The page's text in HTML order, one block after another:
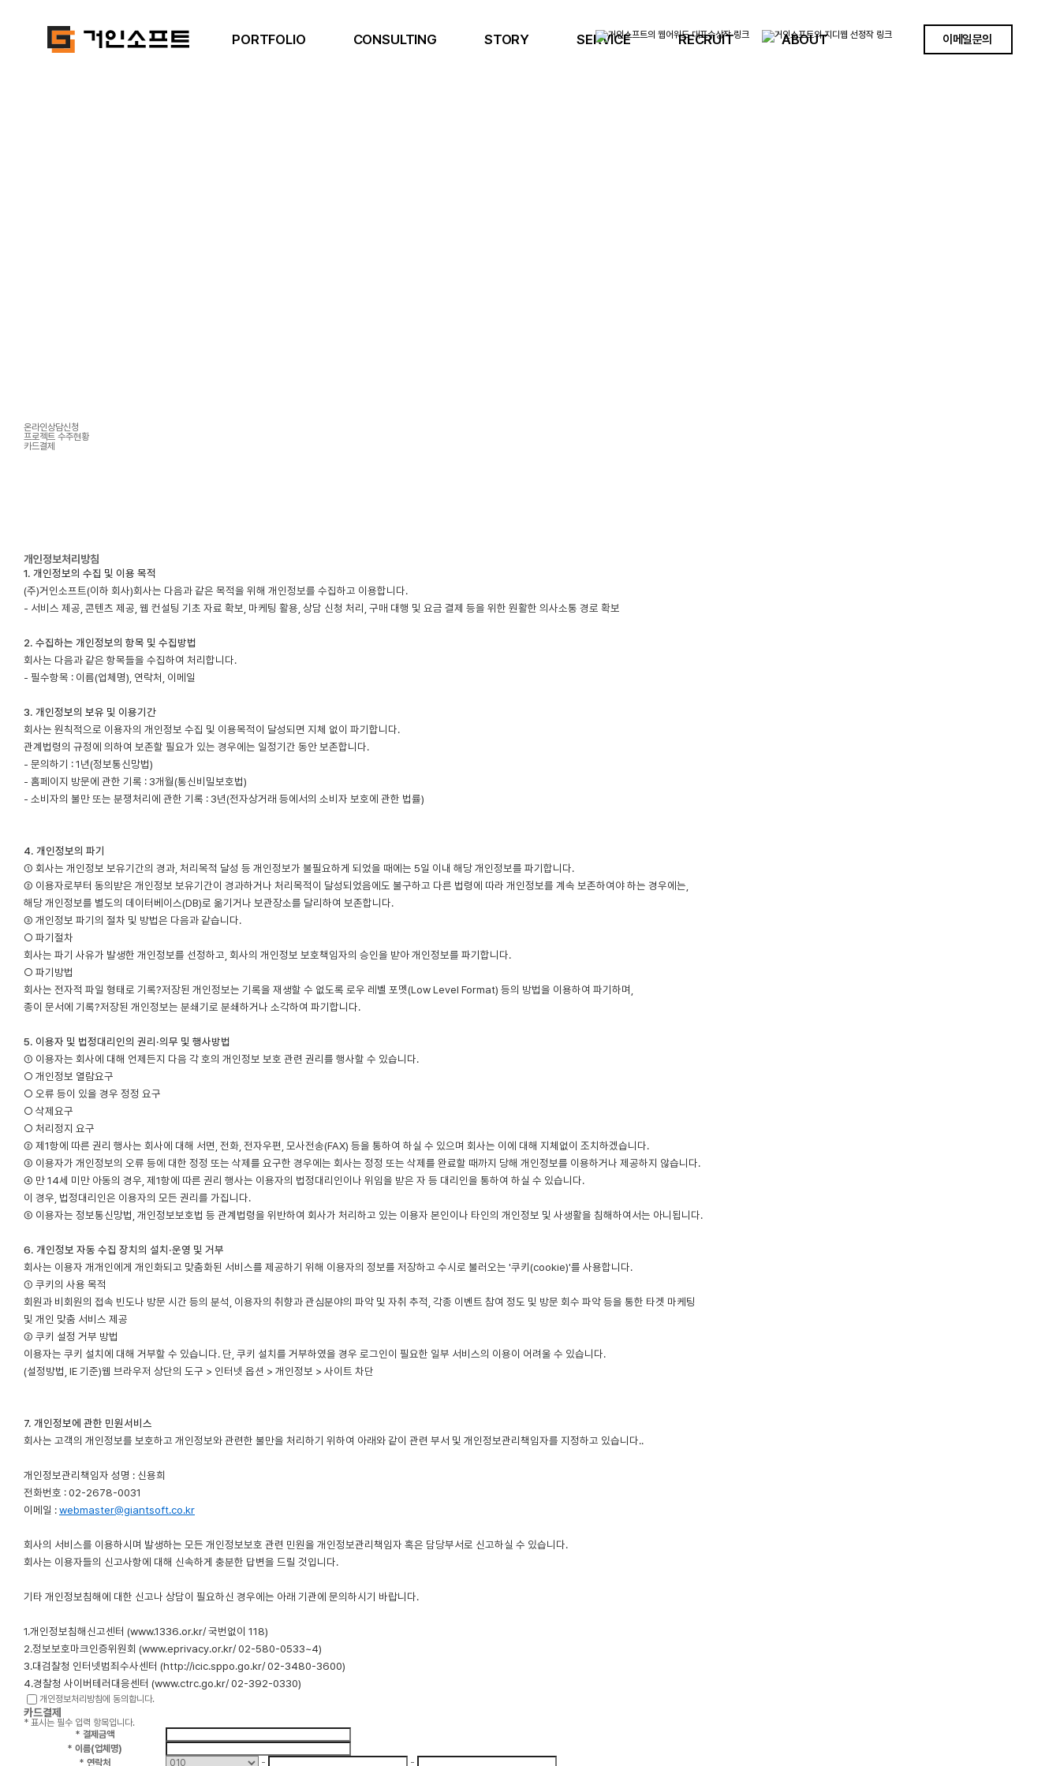
이메일문의
PORTFOLIO CONSULTING STORY SERVICE RECRUIT ABOUT
온라인상담신청
프로젝트 수주현황
카드결제
개인정보처리방침
1. 개인정보의 수집 및 이용 목적
(주)거인소프트(이하 회사)회사는 다음과 같은 목적을 위해 개인정보를 수집하고 이용합니다.
- 서비스 제공, 콘텐츠 제공, 웹 컨설팅 기초 자료 확보, 마케팅 활용, 상담 신청 처리, 구매 대행 및 요금 결제 등을 위한 원활한 의사소통 경로 확보
2. 수집하는 개인정보의 항목 및 수집방법
회사는 다음과 같은 항목들을 수집하여 처리합니다.
- 필수항목 : 이름(업체명), 연락처, 이메일
3. 개인정보의 보유 및 이용기간
회사는 원칙적으로 이용자의 개인정보 수집 및 이용목적이 달성되면 지체 없이 파기합니다.
관계법령의 규정에 의하여 보존할 필요가 있는 경우에는 일정기간 동안 보존합니다.
- 문의하기 : 1년(정보통신망법)
- 홈페이지 방문에 관한 기록 : 3개월(통신비밀보호법)
- 소비자의 불만 또는 분쟁처리에 관한 기록 : 3년(전자상거래 등에서의 소비자 보호에 관한 법률)
4. 개인정보의 파기
① 회사는 개인정보 보유기간의 경과, 처리목적 달성 등 개인정보가 불필요하게 되었을 때에는 5일 이내 해당 개인정보를 파기합니다.
② 이용자로부터 동의받은 개인정보 보유기간이 경과하거나 처리목적이 달성되었음에도 불구하고 다른 법령에 따라 개인정보를 계속 보존하여야 하는 경우에는,
해당 개인정보를 별도의 데이터베이스(DB)로 옮기거나 보관장소를 달리하여 보존합니다.
③ 개인정보 파기의 절차 및 방법은 다음과 같습니다.
○ 파기절차
회사는 파기 사유가 발생한 개인정보를 선정하고, 회사의 개인정보 보호책임자의 승인을 받아 개인정보를 파기합니다.
○ 파기방법
회사는 전자적 파일 형태로 기록?저장된 개인정보는 기록을 재생할 수 없도록 로우 레벨 포멧(Low Level Format) 등의 방법을 이용하여 파기하며,
종이 문서에 기록?저장된 개인정보는 분쇄기로 분쇄하거나 소각하여 파기합니다.
5. 이용자 및 법정대리인의 권리·의무 및 행사방법
① 이용자는 회사에 대해 언제든지 다음 각 호의 개인정보 보호 관련 권리를 행사할 수 있습니다.
○ 개인정보 열람요구
○ 오류 등이 있을 경우 정정 요구
○ 삭제요구
○ 처리정지 요구
② 제1항에 따른 권리 행사는 회사에 대해 서면, 전화, 전자우편, 모사전송(FAX) 등을 통하여 하실 수 있으며 회사는 이에 대해 지체없이 조치하겠습니다.
③ 이용자가 개인정보의 오류 등에 대한 정정 또는 삭제를 요구한 경우에는 회사는 정정 또는 삭제를 완료할 때까지 당해 개인정보를 이용하거나 제공하지 않습니다.
④ 만 14세 미만 아동의 경우, 제1항에 따른 권리 행사는 이용자의 법정대리인이나 위임을 받은 자 등 대리인을 통하여 하실 수 있습니다.
이 경우, 법정대리인은 이용자의 모든 권리를 가집니다.
⑤ 이용자는 정보통신망법, 개인정보보호법 등 관계법령을 위반하여 회사가 처리하고 있는 이용자 본인이나 타인의 개인정보 및 사생활을 침해하여서는 아니됩니다.
6. 개인정보 자동 수집 장치의 설치·운영 및 거부
회사는 이용자 개개인에게 개인화되고 맞춤화된 서비스를 제공하기 위해 이용자의 정보를 저장하고 수시로 불러오는 '쿠키(cookie)'를 사용합니다.
① 쿠키의 사용 목적
회원과 비회원의 접속 빈도나 방문 시간 등의 분석, 이용자의 취향과 관심분야의 파악 및 자취 추적, 각종 이벤트 참여 정도 및 방문 회수 파악 등을 통한 타겟 마케팅
및 개인 맞춤 서비스 제공
② 쿠키 설정 거부 방법
이용자는 쿠키 설치에 대해 거부할 수 있습니다. 단, 쿠키 설치를 거부하였을 경우 로그인이 필요한 일부 서비스의 이용이 어려울 수 있습니다.
(설정방법, IE 기준)웹 브라우저 상단의 도구 > 인터넷 옵션 > 개인정보 > 사이트 차단
7. 개인정보에 관한 민원서비스
회사는 고객의 개인정보를 보호하고 개인정보와 관련한 불만을 처리하기 위하여 아래와 같이 관련 부서 및 개인정보관리책임자를 지정하고 있습니다..
개인정보관리책임자 성명 : 신용희
전화번호 : 02-2678-0031
이메일 :webmaster@giantsoft.co.kr
회사의 서비스를 이용하시며 발생하는 모든 개인정보보호 관련 민원을 개인정보관리책임자 혹은 담당부서로 신고하실 수 있습니다.
회사는 이용자들의 신고사항에 대해 신속하게 충분한 답변을 드릴 것입니다.
기타 개인정보침해에 대한 신고나 상담이 필요하신 경우에는 아래 기관에 문의하시기 바랍니다.
1.개인정보침해신고센터 (www.1336.or.kr/ 국번없이 118)
2.정보보호마크인증위원회 (www.eprivacy.or.kr/ 02-580-0533~4)
3.대검찰청 인터넷범죄수사센터 (http://icic.sppo.go.kr/ 02-3480-3600)
개인정보처리방침에 동의합니다.
카드결제
* 표시는 필수 입력 항목입니다.
* 결제금액
* 이름(업체명)
* 연락처 - -